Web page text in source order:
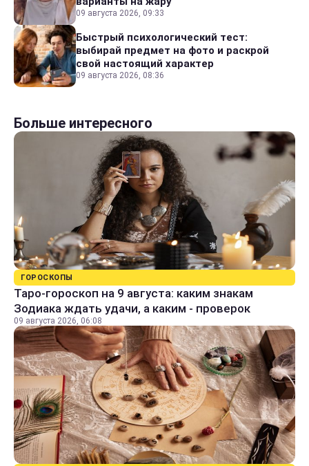
09 августа 2026, 09:33
Быстрый психологический тест:
выбирай предмет на фото и раскрой
свой настоящий характер
09 августа 2026, 08:36
Больше интересного
ГОРОСКОПЫ
Таро-гороскоп на 9 августа: каким знакам
Зодиака ждать удачи, а каким - проверок
09 августа 2026, 06:08